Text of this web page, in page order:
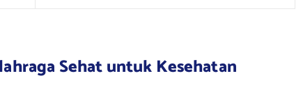
Sehat untuk Kesehatan